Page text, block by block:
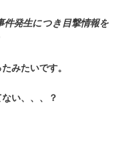
件発生につき目撃情報を
みたいです。
い、、、？